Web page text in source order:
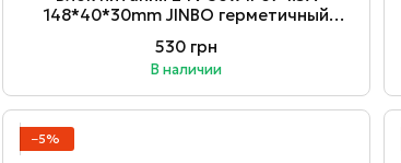
148*40*30mm JINBO герметичный
530 грн
В наличии
−5%